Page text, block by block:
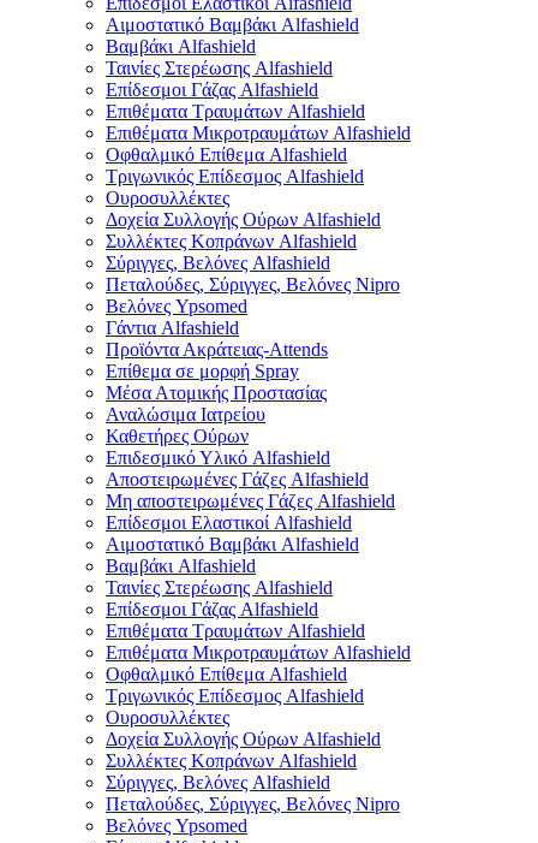
Αιμοστατικό Βαμβάκι Alfashield
Βαμβάκι Alfashield
Ταινίες Στερέωσης Alfashield
Επίδεσμοι Γάζας Alfashield
Επιθέματα Τραυμάτων Alfashield
Επιθέματα Μικροτραυμάτων Alfashield
Οφθαλμικό Eπίθεμα Alfashield
Τριγωνικός Επίδεσμος Alfashield
Ουροσυλλέκτες
Δοχεία Συλλογής Ούρων Alfashield
Συλλέκτες Κοπράνων Alfashield
Σύριγγες, Βελόνες Alfashield
Πεταλούδες, Σύριγγες, Βελόνες Nipro
Βελόνες Ypsomed
Γάντια Alfashield
Προϊόντα Ακράτειας-Attends
Επίθεμα σε μορφή Spray
Μέσα Ατομικής Προστασίας
Αναλώσιμα Ιατρείου
Καθετήρες Ούρων
Επιδεσμικό Υλικό Alfashield
Αποστειρωμένες Γάζες Alfashield
Μη αποστειρωμένες Γάζες Alfashield
Επίδεσμοι Ελαστικοί Alfashield
Αιμοστατικό Βαμβάκι Alfashield
Βαμβάκι Alfashield
Ταινίες Στερέωσης Alfashield
Επίδεσμοι Γάζας Alfashield
Επιθέματα Τραυμάτων Alfashield
Επιθέματα Μικροτραυμάτων Alfashield
Οφθαλμικό Eπίθεμα Alfashield
Τριγωνικός Επίδεσμος Alfashield
Ουροσυλλέκτες
Δοχεία Συλλογής Ούρων Alfashield
Συλλέκτες Κοπράνων Alfashield
Σύριγγες, Βελόνες Alfashield
Πεταλούδες, Σύριγγες, Βελόνες Nipro
Βελόνες Ypsomed